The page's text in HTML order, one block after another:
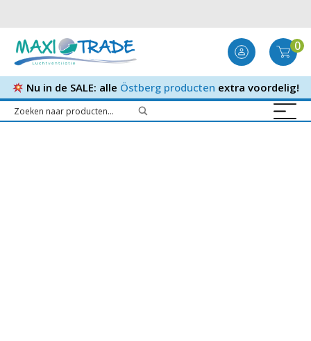
0
Nu in de SALE: alle Östberg producten extra voordelig!